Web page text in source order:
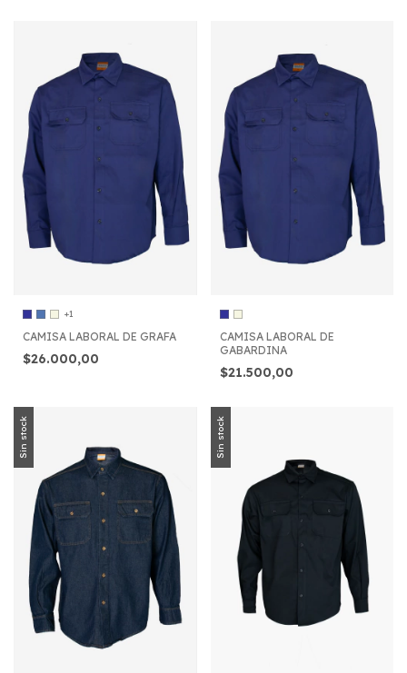
+1
CAMISA LABORAL DE GRAFA
$26.000,00
CAMISA LABORAL DE
GABARDINA
$21.500,00
Sin stock Sin stock